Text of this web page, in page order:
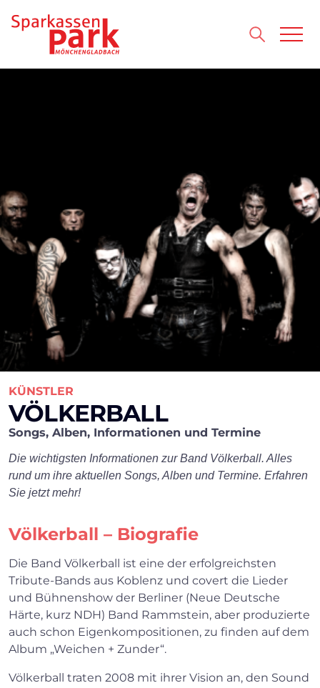
KÜNSTLER
VÖLKERBALL
Songs, Alben, Informationen und Termine
Die wichtigsten Informationen zur Band Völkerball. Alles
rund um ihre aktuellen Songs, Alben und Termine. Erfahren
Sie jetzt mehr!
Völkerball – Biografie
Die Band Völkerball ist eine der erfolgreichsten
Tribute-Bands aus Koblenz und covert die Lieder
und Bühnenshow der Berliner (Neue Deutsche
Härte, kurz NDH) Band Rammstein, aber produzierte
auch schon Eigenkompositionen, zu finden auf dem
Album „Weichen + Zunder“.
Völkerball traten 2008 mit ihrer Vision an, den Sound